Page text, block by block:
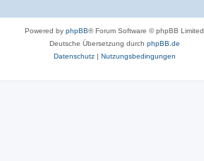
Powered by phpBB® Forum Software © phpBB Limited
Deutsche Übersetzung durch phpBB.de
Datenschutz| Nutzungsbedingungen